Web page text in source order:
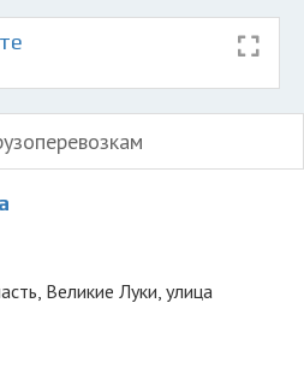
Великие Луки, улица